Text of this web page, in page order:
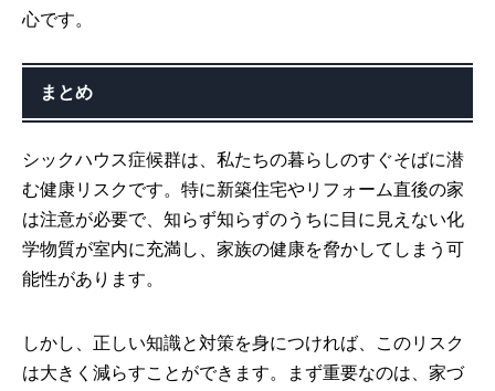
心です。
まとめ
シックハウス症候群は、私たちの暮らしのすぐそばに潜
む健康リスクです。特に新築住宅やリフォーム直後の家
は注意が必要で、知らず知らずのうちに目に見えない化
学物質が室内に充満し、家族の健康を脅かしてしまう可
能性があります。
しかし、正しい知識と対策を身につければ、このリスク
は大きく減らすことができます。まず重要なのは、家づ